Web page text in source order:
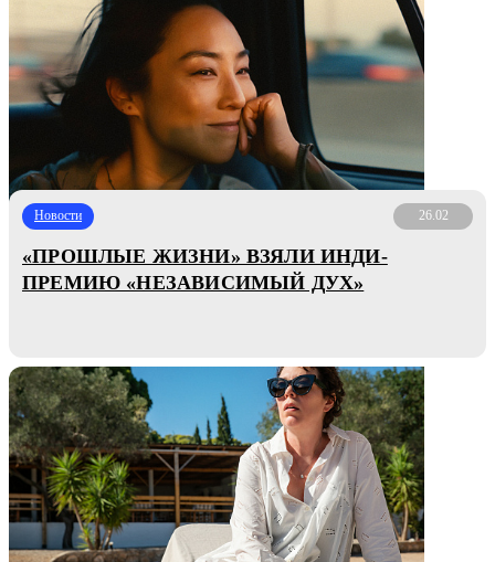
Новости 26.02
«ПРОШЛЫЕ ЖИЗНИ» ВЗЯЛИ ИНДИ-
ПРЕМИЮ «НЕЗАВИСИМЫЙ ДУХ»